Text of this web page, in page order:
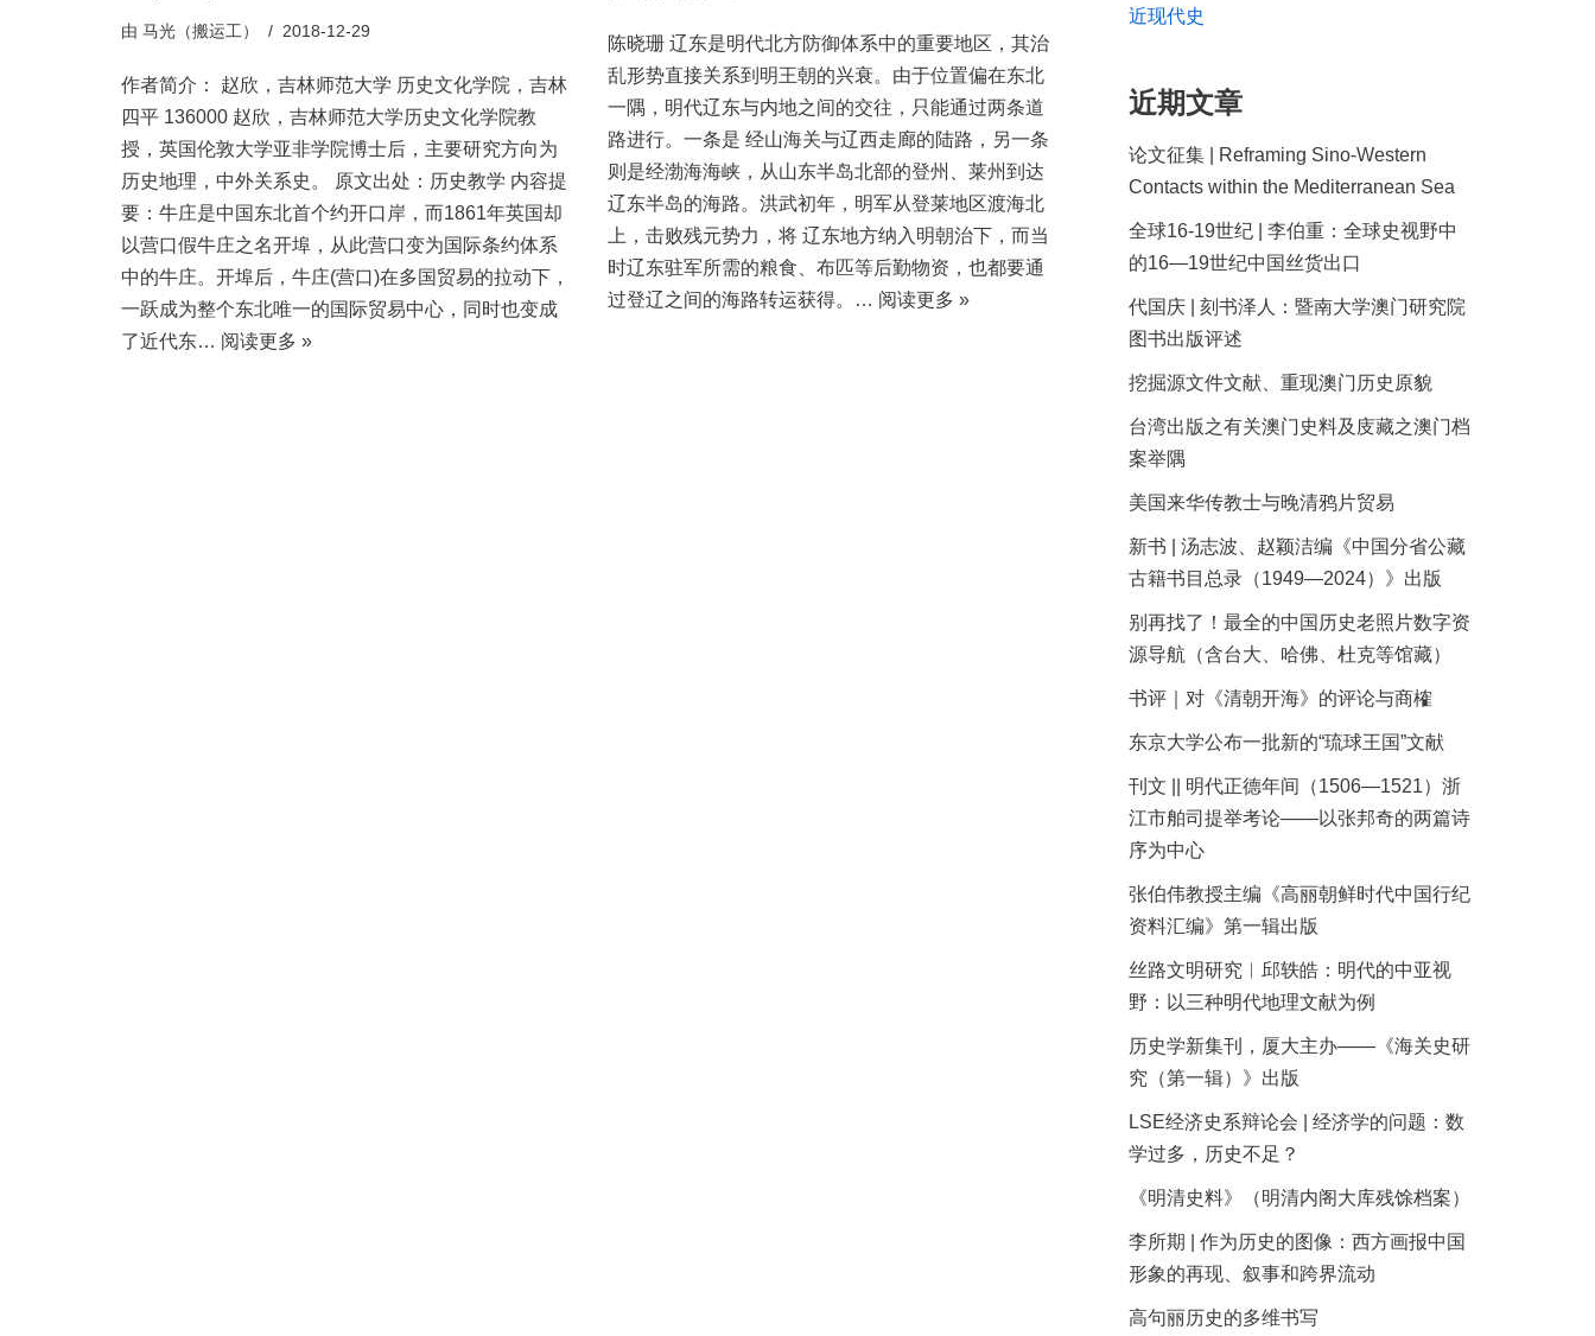
由 马光（搬运工） 2018-12-29
作者简介： 赵欣，吉林师范大学 历史文化学院，吉林
四平 136000 赵欣，吉林师范大学历史文化学院教
授，英国伦敦大学亚非学院博士后，主要研究方向为
历史地理，中外关系史。 原文出处：历史教学 内容提
要：牛庄是中国东北首个约开口岸，而1861年英国却
以营口假牛庄之名开埠，从此营口变为国际条约体系
中的牛庄。开埠后，牛庄(营口)在多国贸易的拉动下，
一跃成为整个东北唯一的国际贸易中心，同时也变成
了近代东… 阅读更多 »
陈晓珊 辽东是明代北方防御体系中的重要地区，其治
乱形势直接关系到明王朝的兴衰。由于位置偏在东北
一隅，明代辽东与内地之间的交往，只能通过两条道
路进行。一条是 经山海关与辽西走廊的陆路，另一条
则是经渤海海峡，从山东半岛北部的登州、莱州到达
辽东半岛的海路。洪武初年，明军从登莱地区渡海北
上，击败残元势力，将 辽东地方纳入明朝治下，而当
时辽东驻军所需的粮食、布匹等后勤物资，也都要通
过登辽之间的海路转运获得。… 阅读更多 »
近现代史
近期文章
论文征集 | Reframing Sino-Western
Contacts within the Mediterranean Sea
全球16-19世纪 | 李伯重：全球史视野中
的16—19世纪中国丝货出口
代国庆 | 刻书泽人：暨南大学澳门研究院
图书出版评述
挖掘源文件文献、重现澳门历史原貌
台湾出版之有关澳门史料及庋藏之澳门档
案举隅
美国来华传教士与晚清鸦片贸易
新书 | 汤志波、赵颖洁编《中国分省公藏
古籍书目总录（1949—2024）》出版
别再找了！最全的中国历史老照片数字资
源导航（含台大、哈佛、杜克等馆藏）
书评｜对《清朝开海》的评论与商榷
东京大学公布一批新的“琉球王国”文献
刊文 || 明代正德年间（1506—1521）浙
江市舶司提举考论——以张邦奇的两篇诗
序为中心
张伯伟教授主编《高丽朝鲜时代中国行纪
资料汇编》第一辑出版
丝路文明研究︱邱轶皓：明代的中亚视
野：以三种明代地理文献为例
历史学新集刊，厦大主办——《海关史研
究（第一辑）》出版
LSE经济史系辩论会 | 经济学的问题：数
学过多，历史不足？
《明清史料》（明清内阁大库残馀档案）
李所期 | 作为历史的图像：西方画报中国
形象的再现、叙事和跨界流动
高句丽历史的多维书写